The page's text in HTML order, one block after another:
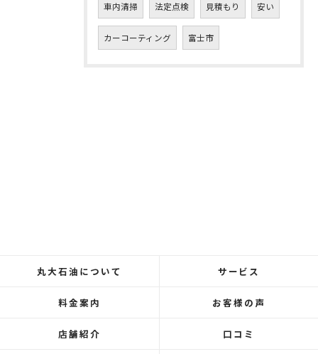
車内清掃 法定点検 見積もり 安い
カーコーティング 富士市
丸大石油について サービス
料金案内 お客様の声
店舗紹介 口コミ